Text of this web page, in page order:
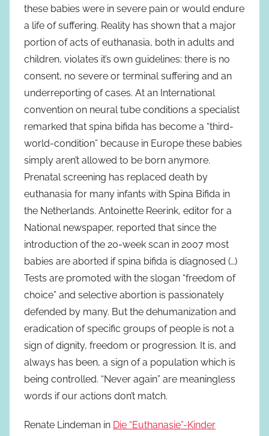
these babies were in severe pain or would endure
a life of suffering. Reality has shown that a major
portion of acts of euthanasia, both in adults and
children, violates it’s own guidelines: there is no
consent, no severe or terminal suffering and an
underreporting of cases. At an International
convention on neural tube conditions a specialist
remarked that spina bifida has become a “third-
world-condition” because in Europe these babies
simply aren’t allowed to be born anymore.
Prenatal screening has replaced death by
euthanasia for many infants with Spina Bifida in
the Netherlands. Antoinette Reerink, editor for a
National newspaper, reported that since the
introduction of the 20-week scan in 2007 most
babies are aborted if spina bifida is diagnosed (…)
Tests are promoted with the slogan “freedom of
choice” and selective abortion is passionately
defended by many. But the dehumanization and
eradication of specific groups of people is not a
sign of dignity, freedom or progression. It is, and
always has been, a sign of a population which is
being controlled. “Never again” are meaningless
words if our actions don’t match.
Renate Lindeman in Die “Euthanasie”-Kinder